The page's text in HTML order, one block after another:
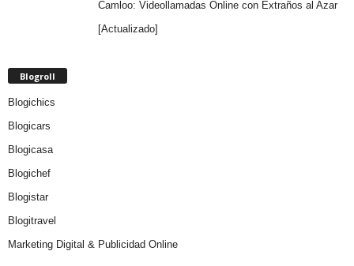
Camloo: Videollamadas Online con Extraños al Azar
[Actualizado]
Blogroll
Blogichics
Blogicars
Blogicasa
Blogichef
Blogistar
Blogitravel
Marketing Digital & Publicidad Online